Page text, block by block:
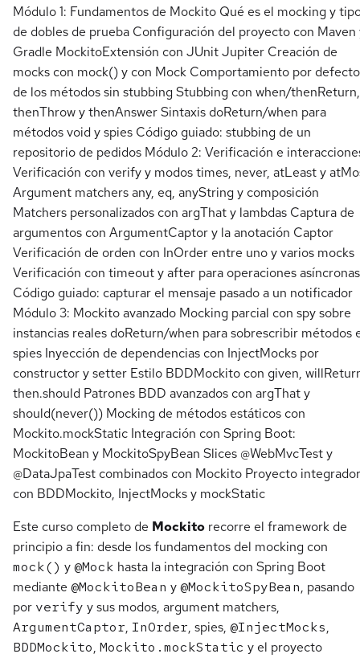
Módulo 1: Fundamentos de Mockito Qué es el mocking y
de dobles de prueba Configuración del proyecto con Maven
Gradle MockitoExtensión con JUnit Jupiter Creación de
mocks con mock() y con Mock Comportamiento por defecto
de los métodos sin stubbing Stubbing con when/thenReturn,
thenThrow y thenAnswer Sintaxis doReturn/when para
métodos void y spies Código guiado: stubbing de un
repositorio de pedidos Módulo 2: Verificación e
Verificación con verify y modos times, never, atLeast y
Argument matchers any, eq, anyString y composición
Matchers personalizados con argThat y lambdas Captura de
argumentos con ArgumentCaptor y la anotación Captor
Verificación de orden con InOrder entre uno y varios mocks
Verificación con timeout y after para operaciones asíncronas
Código guiado: capturar el mensaje pasado a un notificador
Módulo 3: Mockito avanzado Mocking parcial con spy sobre
instancias reales doReturn/when para sobrescribir métodos
spies Inyección de dependencias con InjectMocks por
constructor y setter Estilo BDDMockito con given,
then.should Patrones BDD avanzados con argThat y
should(never()) Mocking de métodos estáticos con
Mockito.mockStatic Integración con Spring Boot:
MockitoBean y MockitoSpyBean Slices @WebMvcTest y
@DataJpaTest combinados con Mockito Proyecto integrador
con BDDMockito, InjectMocks y mockStatic
Este curso completo de Mockito recorre el framework de
principio a fin: desde los fundamentos del mocking con
mock() y@Mock hasta la integración con Spring Boot
mediante @MockitoBean y@MockitoSpyBean, pasando
por verify y sus modos, argument matchers,
ArgumentCaptor, InOrder, spies, @InjectMocks,
BDDMockito, Mockito.mockStatic y el proyecto